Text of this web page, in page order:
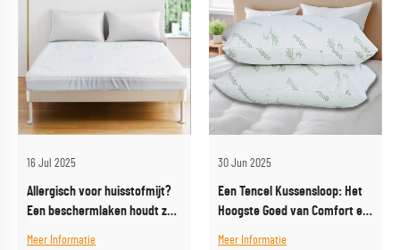
16 Jul 2025
Allergisch voor huisstofmijt?
Een beschermlaken houdt ze
Meer Informatie
30 Jun 2025
Een Tencel Kussensloop: Het
Hoogste Goed van Comfort en
Meer Informatie